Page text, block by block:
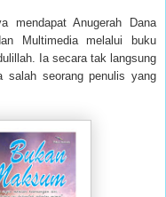
mendapat Anugerah Dana
Multimedia melalui buku
Ia secara tak langsung
salah seorang penulis yang